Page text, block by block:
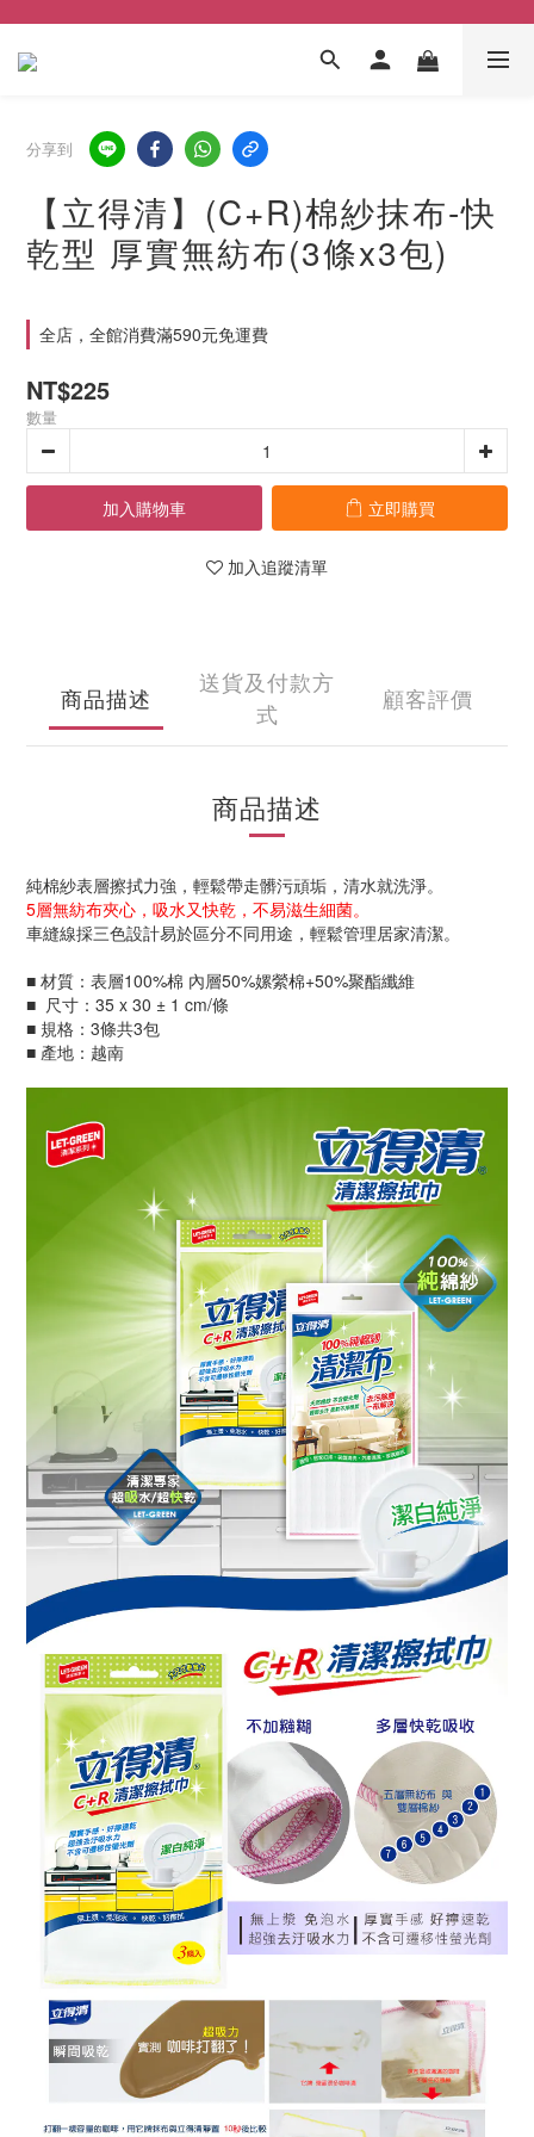
分享到
【立得清】(C+R)棉紗抹布-快
乾型 厚實無紡布(3條x3包)
全店，全館消費滿590元免運費
NT$225
數量
加入購物車 立即購買
加入追蹤清單
商品描述
送貨及付款方
式
顧客評價
商品描述
純棉紗表層擦拭力強，輕鬆帶走髒污頑垢，清水就洗淨。
5層無紡布夾心，吸水又快乾，不易滋生細菌。
車縫線採三色設計易於區分不同用途，輕鬆管理居家清潔。
■ 材質：表層100%棉 內層50%嫘縈棉+50%聚酯纖維
■ 尺寸：35 x 30 ± 1 cm/條
■ 規格：3條共3包
■ 產地：越南